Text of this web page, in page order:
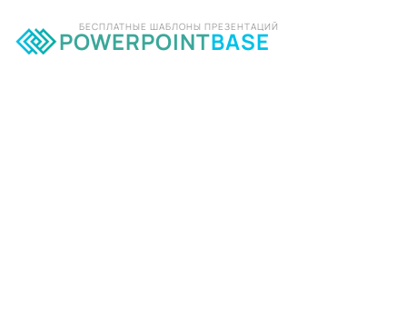
POWERPOINTBASE
БЕСПЛАТНЫЕ ШАБЛОНЫ ПРЕЗЕНТАЦИЙ